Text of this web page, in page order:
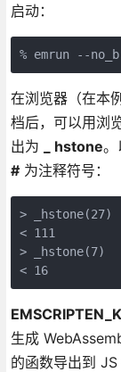
启动：
% emrun --
在浏览器（在本
档后，可以用浏
出为
_ hstone。
#为注释符号：
> _hstone(27)
< 111
> _hstone(7)
< 16
生成
的函数导出到